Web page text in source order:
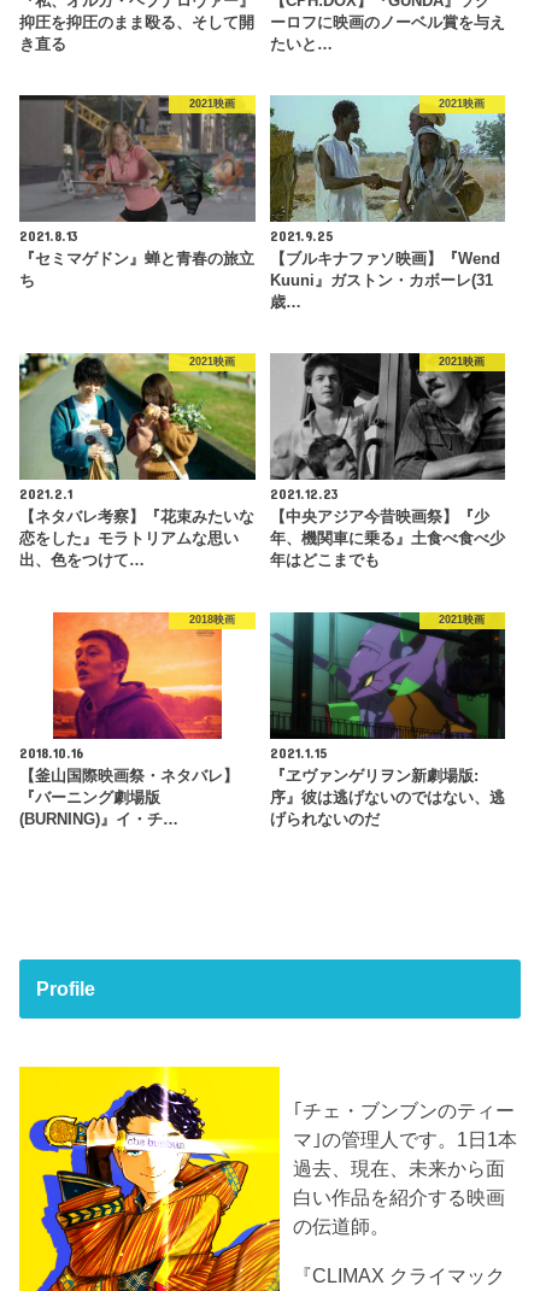
抑圧を抑圧のまま殴る、そして開
き直る
ーロフに映画のノーベル賞を与え
たいと…
2021映画
2021.8.13
『セミマゲドン』蝉と青春の旅立
ち
2021映画
2021.9.25
【ブルキナファソ映画】『Wend
Kuuni』ガストン・カボーレ(31
歳…
2021映画
2021.2.1
【ネタバレ考察】『花束みたいな
恋をした』モラトリアムな思い
出、色をつけて…
2021映画
2021.12.23
【中央アジア今昔映画祭】『少
年、機関車に乗る』土食べ食べ少
年はどこまでも
2018映画
2018.10.16
【釜山国際映画祭・ネタバレ】
『バーニング劇場版
(BURNING)』イ・チ…
2021映画
2021.1.15
『ヱヴァンゲリヲン新劇場版:
序』彼は逃げないのではない、逃
げられないのだ
Profile
｢チェ・ブンブンのティー
マ｣の管理人です。1日1本
過去、現在、未来から面
白い作品を紹介する映画
の伝道師。
『CLIMAX クライマック